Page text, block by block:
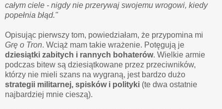
całym ciele - nigdy nie przerywaj swojemu wrogowi, kiedy
popełnia błąd."
Opisując pierwszy tom, powiedziałam, że przypomina mi
Grę o Tron. Wciąż mam takie wrażenie. Potęgują je
dziesiątki zabitych i rannych bohaterów. Wielkie armie
podczas bitew są dziesiątkowane przez przeciwników,
którzy nie mieli szans na wygraną, jest bardzo dużo
strategii militarnej, spisków i polityki (te dwa ostatnie
najbardziej mnie cieszą).